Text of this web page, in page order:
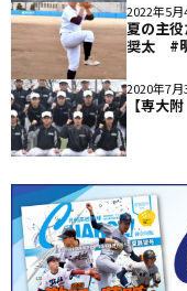
2022年5月
夏の主
奨太 #
2020年7月
【専大